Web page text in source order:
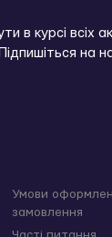
в курсі всіх
Підпишіться на
Умови
замовлення